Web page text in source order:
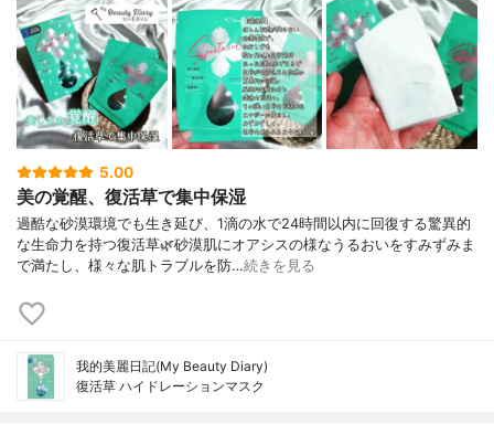
5.00
美の覚醒、復活草で集中保湿
過酷な砂漠環境でも生き延び、1滴の水で24時間以内に回復する驚異的
な生命力を持つ復活草🌿砂漠肌にオアシスの様なうるおいをすみずみま
で満たし、様々な肌トラブルを防…続きを見る
我的美麗日記(My Beauty Diary)
復活草 ハイドレーションマスク